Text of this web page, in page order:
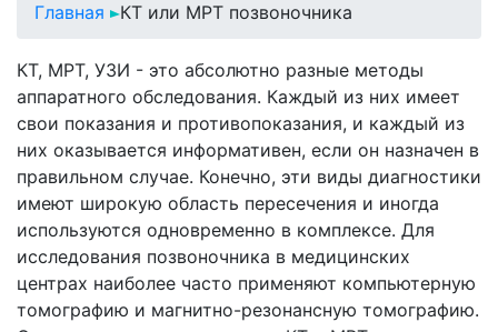
Главная КТ или МРТ позвоночника
КТ, МРТ, УЗИ - это абсолютно разные методы
аппаратного обследования. Каждый из них имеет
свои показания и противопоказания, и каждый из
них оказывается информативен, если он назначен в
правильном случае. Конечно, эти виды диагностики
имеют широкую область пересечения и иногда
используются одновременно в комплексе. Для
исследования позвоночника в медицинских
центрах наиболее часто применяют компьютерную
томографию и магнитно-резонансную томографию.